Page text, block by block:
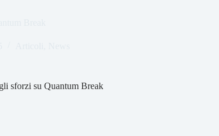
sforzi su Quantum Break